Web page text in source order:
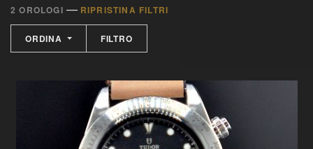
2 OROLOGI — RIPRISTINA FILTRI
ORDINA FILTRO